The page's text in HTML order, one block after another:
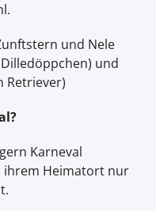
und Nele
und
Retriever)
Karneval
ihrem Heimatort nur